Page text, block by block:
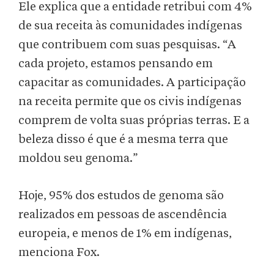
Ele explica que a entidade retribui com 4%
de sua receita às comunidades indígenas
que contribuem com suas pesquisas. “A
cada projeto, estamos pensando em
capacitar as comunidades. A participação
na receita permite que os civis indígenas
comprem de volta suas próprias terras. E a
beleza disso é que é a mesma terra que
moldou seu genoma.”
Hoje, 95% dos estudos de genoma são
realizados em pessoas de ascendência
europeia, e menos de 1% em indígenas,
menciona Fox.